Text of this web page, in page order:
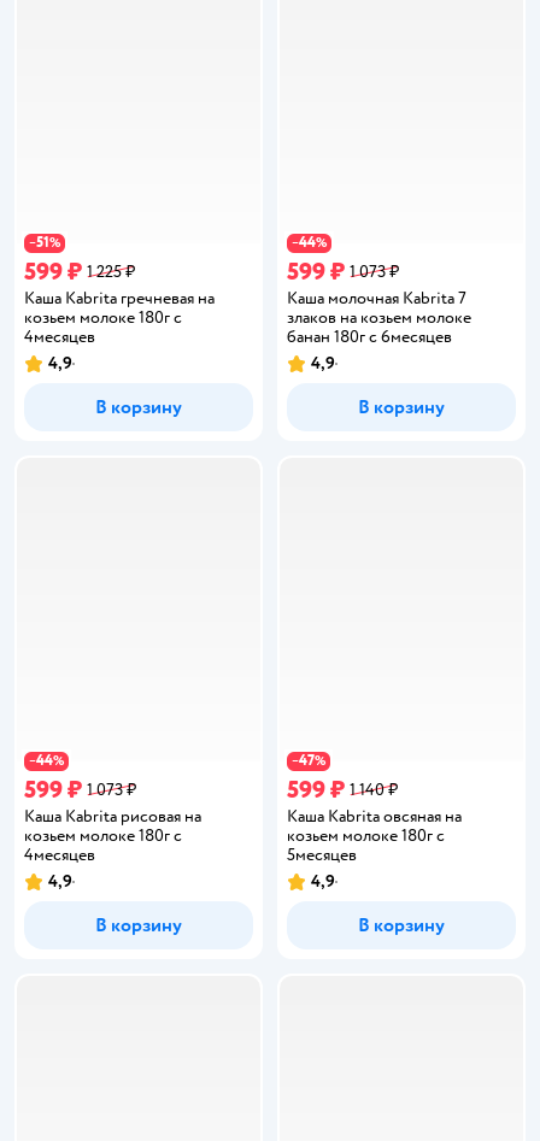
−51 %
599 ₽ 1 225 ₽
Каша Kabrita гречневая на
козьем молоке 180г с
4месяцев
Рейтинг:
4,9
В корзину
−44%
599 ₽ 1 073 ₽
Каша молочная Kabrita 7
злаков на козьем молоке
банан 180г с 6месяцев
Рейтинг:
4,9
В корзину
−44%
599 ₽ 1 073 ₽
Каша Kabrita рисовая на
козьем молоке 180г с
4месяцев
Рейтинг:
4,9
В корзину
−47%
599 ₽ 1 140 ₽
Каша Kabrita овсяная на
козьем молоке 180г с
5месяцев
Рейтинг:
4,9
В корзину